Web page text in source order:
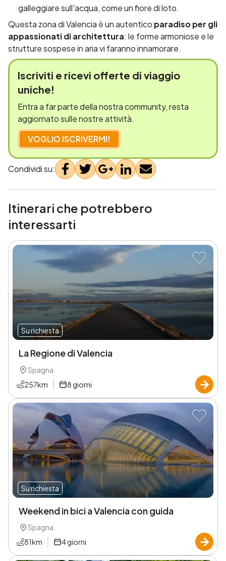
galleggiare sull'acqua, come un fiore di loto.
Questa zona di Valencia è un autentico paradiso per gli
appassionati di architettura: le forme armoniose e le
strutture sospese in aria vi faranno innamorare.
Iscriviti e ricevi offerte di viaggio
uniche!
Entra a far parte della nostra community, resta
aggiornato sulle nostre attività.
VOGLIO ISCRIVERMI!
Condividi su:
Itinerari che potrebbero
interessarti
Su richiesta
La Regione di Valencia
Spagna
257km 8giorni
Su richiesta
Weekend in bici a Valencia con guida
Spagna
81km 4giorni